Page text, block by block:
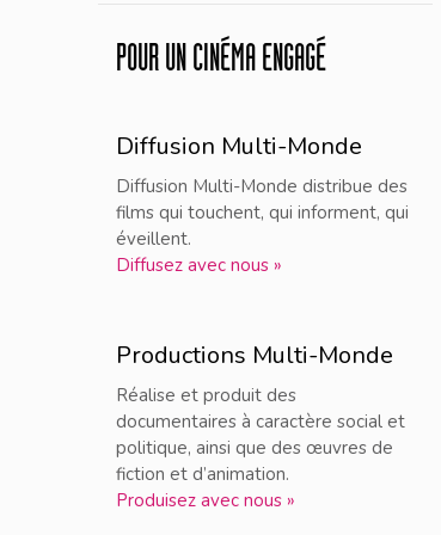
POUR UN CINÉMA ENGAGÉ
Diffusion Multi-Monde
Diffusion Multi-Monde distribue des
films qui touchent, qui informent, qui
éveillent.
Diffusez avec nous »
Productions Multi-Monde
Réalise et produit des
documentaires à caractère social et
politique, ainsi que des œuvres de
fiction et d’animation.
Produisez avec nous »